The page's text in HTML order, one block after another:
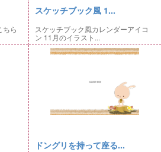
ちら
スケッチブック風 1...
スケッチブック風カレンダーアイコ
ン 11月のイラスト...
ドングリを持って座る...